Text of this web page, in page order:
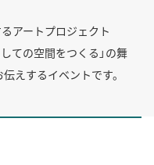
アートプロジェクト
ての空間をつくる」の舞
えするイベントです。